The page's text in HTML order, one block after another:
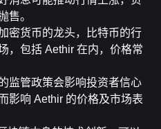
售。
密货币的龙头，比特币的行
，包括 Aethir 在内，价格常
监管政策会影响投资者信心
影响 Aethir 的价格及市场表